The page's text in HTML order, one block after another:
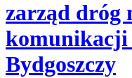
zarząd dróg
komunikacji
Bydgoszczy